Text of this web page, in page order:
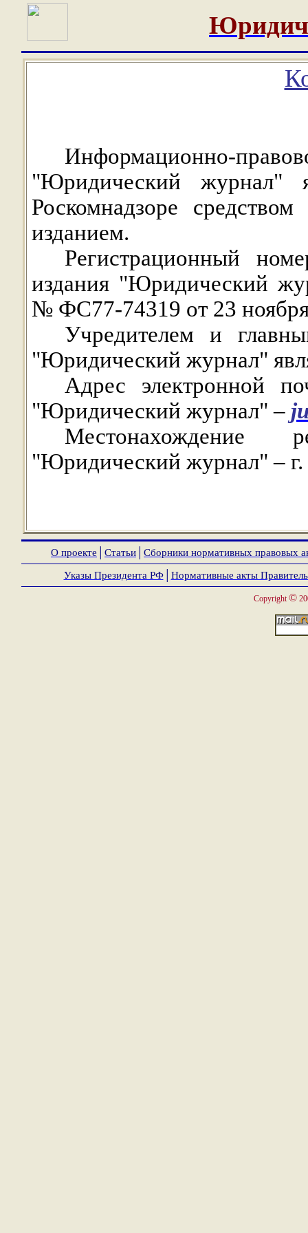
Информационно-
"Юридический журнал"
Роскомнадзоре
изданием.
Регистрационный
издания "Юридический
№ ФС77-74319 от 23
Учредителем и
"Юридический журнал"
Адрес электронной
"Юридический журнал" –
Местонахождение
"Юридический журнал" –
О проекте Статьи Сборники нормативных правовых
Указы Президента РФ│ Нормативные акты
Copyright ©